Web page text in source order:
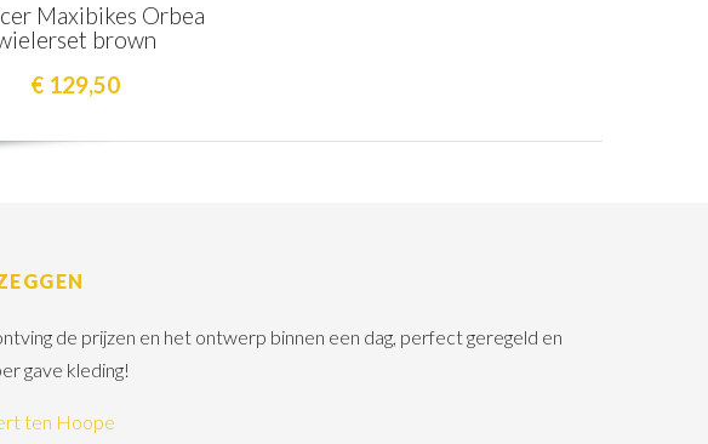
Maxibikes Orbea
brown
€ 129,50
de prijzen en het ontwerp binnen een dag, perfect geregeld en
gave kleding!
ten Hoope